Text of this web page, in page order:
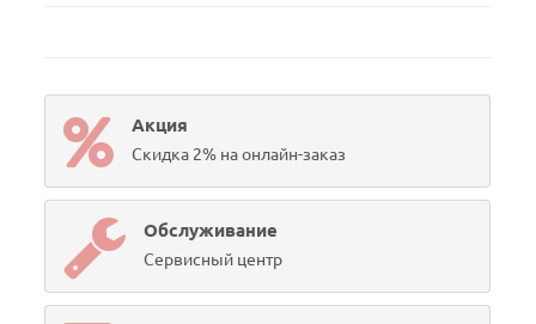
Акция
Скидка 2% на онлайн-заказ
Обслуживание
Сервисный центр